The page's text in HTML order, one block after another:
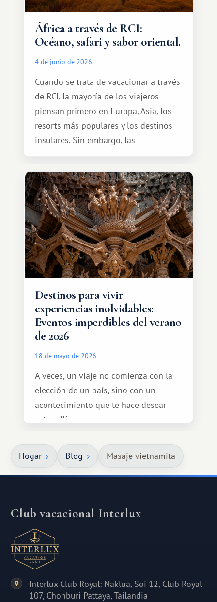
África a través de RCI:
Océano, safari y sabor oriental.
4 de junio de 2026
Cuando se trata de vacacionar a través
de RCI, la mayoría de los viajeros
piensan primero en Europa, Asia, los
resorts más populares y los destinos
insulares. Sin embargo, las
oportunidades que ofrece el sistema
de intercambio son mucho más
amplias. Entre ellas se encuentra
África, un continente que ofrece una
experiencia de viaje completamente
diferente.
Destinos para vivir
experiencias inolvidables:
Eventos imperdibles del verano
de 2026
18 de mayo de 2026
A veces, un viaje no comienza con la
elección de un país, sino con un
acontecimiento que te hace desear
estar allí...
Hogar Blog Masaje vietnamita
Club vacacional Interlux
Interlux Club Royal: Naklua, Soi 12, Club Royal
107, Chonburi Pattaya, Tailandia